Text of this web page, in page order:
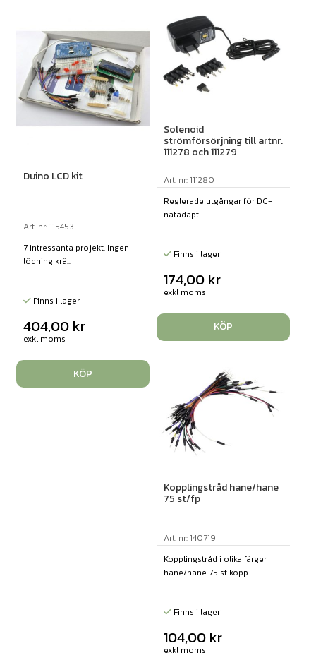
Duino LCD kit
Art. nr: 115453
7 intressanta projekt. Ingen
lödning krä...
Finns i lager
404,00 kr
exkl moms
KÖP
Solenoid
strömförsörjning till artnr.
111278 och 111279
Art. nr: 111280
Reglerade utgångar för DC-
nätadapt...
Finns i lager
174,00 kr
exkl moms
KÖP
Kopplingstråd hane/hane
75 st/fp
Art. nr: 140719
Kopplingstråd i olika färger
hane/hane 75 st kopp...
Finns i lager
104,00 kr
exkl moms